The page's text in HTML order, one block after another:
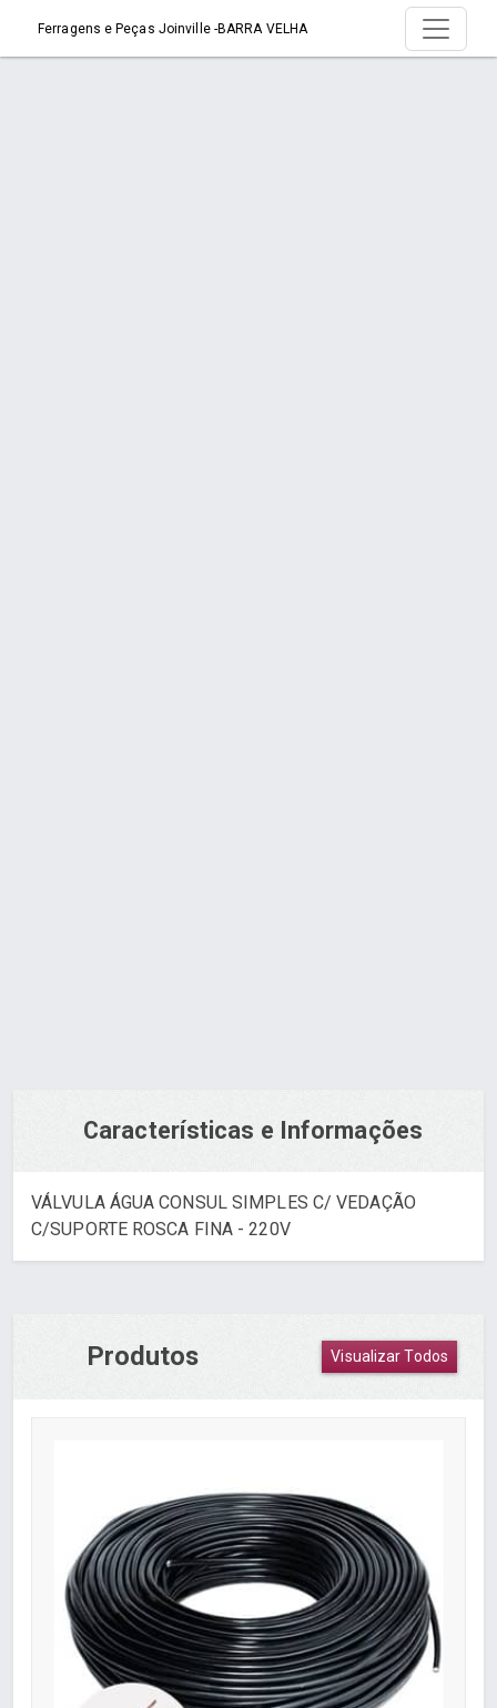
Ferragens e Peças Joinville -BARRA VELHA
Características e Informações
VÁLVULA ÁGUA CONSUL SIMPLES C/ VEDAÇÃO
C/SUPORTE ROSCA FINA - 220V
Produtos Visualizar Todos